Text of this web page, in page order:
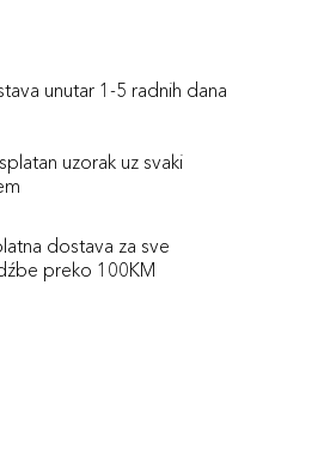
unutar 1-5 radnih dana
uzorak uz svaki
dostava za sve
preko 100KM